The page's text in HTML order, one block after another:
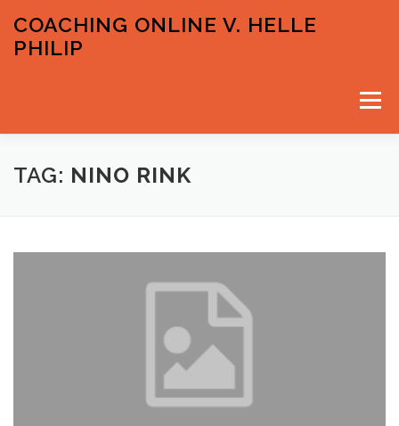
indhold
COACHING ONLINE V. HELLE
PHILIP
Menu
VELKOMMEN PRISER OG GRATIS INPUTS
TAG: NINO RINK